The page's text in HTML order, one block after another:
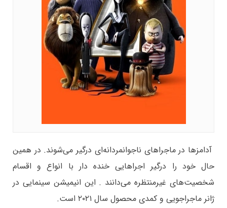
آدامزها در ماجراهای ناجوانمردانه‌ای درگیر می‌شوند. در همین
حال خود را درگیر اجراهایی خنده دار با انواع و اقسام
شخصیت‌های غیرمنتظره می‌دانند . این انیمیشن سینمایی در
ژانر ماجراجویی و کمدی محصول سال ۲۰۲۱ است.